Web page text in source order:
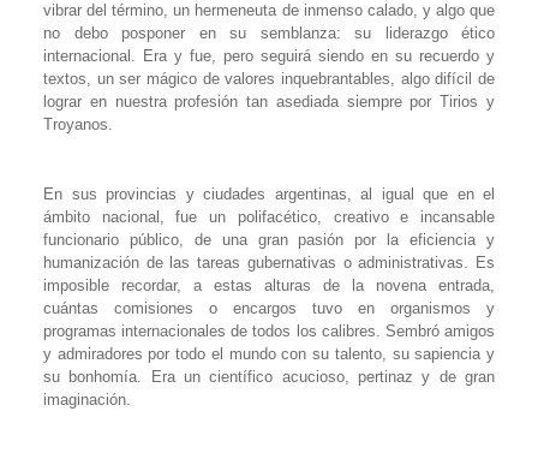
vibrar del término, un hermeneuta de inmenso calado, y algo que
no debo posponer en su semblanza: su liderazgo ético
internacional. Era y fue, pero seguirá siendo en su recuerdo y
textos, un ser mágico de valores inquebrantables, algo difícil de
lograr en nuestra profesión tan asediada siempre por Tirios y
Troyanos.
En sus provincias y ciudades argentinas, al igual que en el
ámbito nacional, fue un polifacético, creativo e incansable
funcionario público, de una gran pasión por la eficiencia y
humanización de las tareas gubernativas o administrativas. Es
imposible recordar, a estas alturas de la novena entrada,
cuántas comisiones o encargos tuvo en organismos y
programas internacionales de todos los calibres. Sembró amigos
y admiradores por todo el mundo con su talento, su sapiencia y
su bonhomía. Era un científico acucioso, pertinaz y de gran
imaginación.